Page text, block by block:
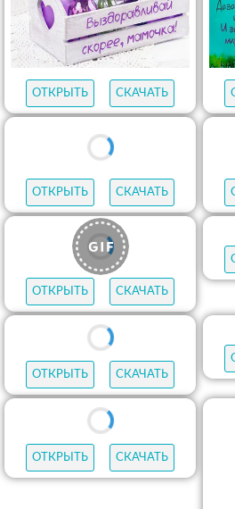
ОТКРЫТЬ СКАЧАТЬ